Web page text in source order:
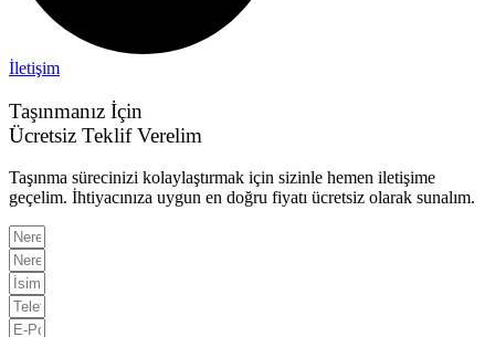
İletişim
Taşınmanız İçin
Ücretsiz Teklif Verelim
Taşınma sürecinizi kolaylaştırmak için sizinle hemen iletişime
geçelim. İhtiyacınıza uygun en doğru fiyatı ücretsiz olarak sunalım.